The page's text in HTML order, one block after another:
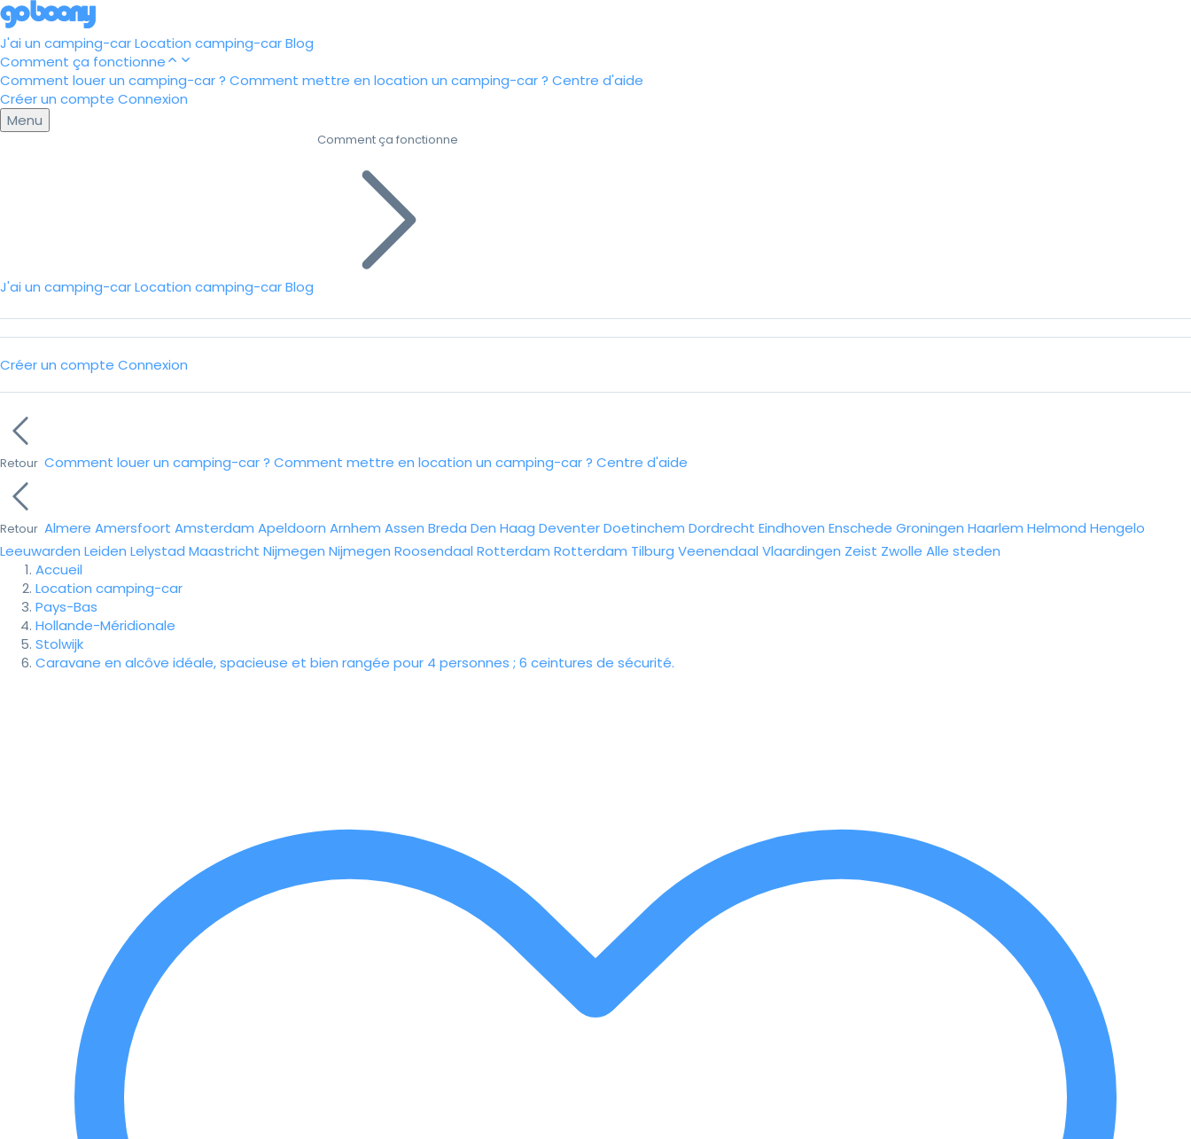
J'ai un camping-carLocation camping-carBlog
Comment ça fonctionne
Comment louer un camping-car ? Comment mettre en location un camping-car ? Centre d'aide
Créer un compte Connexion
Menu
J'ai un camping-carLocation camping-carBlog
Comment ça fonctionne
Créer un compte Connexion
Retour Comment louer un camping-car ? Comment mettre en location un camping-car ? Centre d'aide
Retour Almere Amersfoort Amsterdam Apeldoorn Arnhem Assen Breda Den Haag DeventerDoetinchem Dordrecht Eindhoven Enschede Groningen Haarlem Helmond Hengelo
Leeuwarden Leiden Lelystad Maastricht Nijmegen Nijmegen Roosendaal Rotterdam Rotterdam Tilburg Veenendaal Vlaardingen Zeist Zwolle Alle steden
Accueil
Location camping-car
Pays-Bas
Hollande-Méridionale
Stolwijk
Caravane en alcôve idéale, spacieuse et bien rangée pour 4 personnes ; 6 ceintures de sécurité.